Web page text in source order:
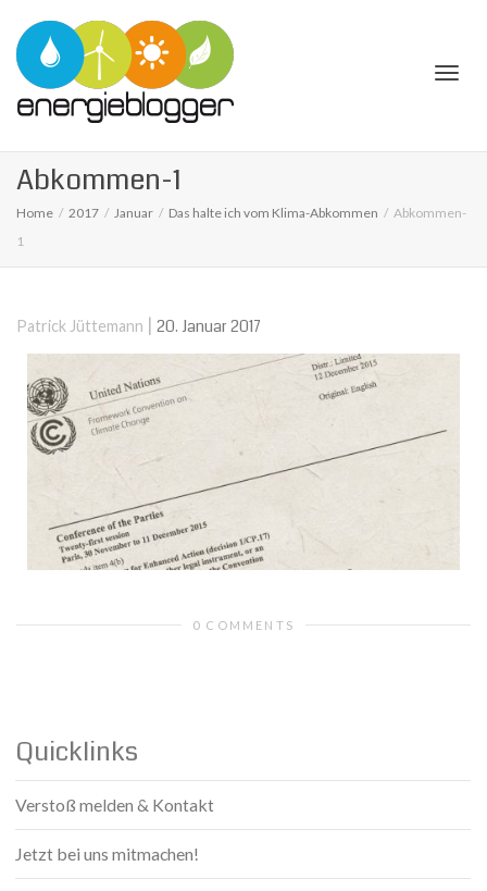
Abkommen-1
Home 2017 Januar Das halte ich vom Klima-Abkommen
Abkommen-
1
Patrick Jüttemann | 20. Januar 2017
0 COMMENTS
Quicklinks
Verstoß melden & Kontakt
Jetzt bei uns mitmachen!